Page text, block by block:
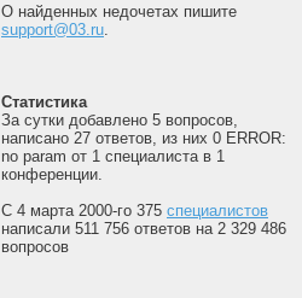
О найденных недочетах пишите
support@03.ru.
Статистика
За сутки добавлено 5 вопросов,
написано 27 ответов, из них 0 ERROR:
no param от 1 специалиста в 1
конференции.
С 4 марта 2000-го 375 специалистов
написали 511 756 ответов на 2 329 486
вопросов